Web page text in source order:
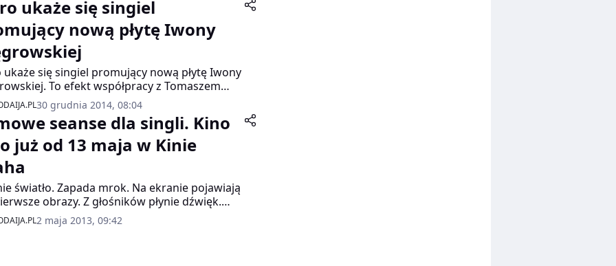
ukaże się singiel
nową płytę Iwony
ukaże się singiel promujący nową płytę Iwony
To efekt współpracy z Tomaszem
30 grudnia 2014, 08:04
seanse dla singli. Kino
już od 13 maja w Kinie
światło. Zapada mrok. Na ekranie pojawiają
obrazy. Z głośników płynie dźwięk.
wygodnie w fotelu. W ręku kubek
kawy. Zaczyna się kolejna podróż w
2 maja 2013, 09:42